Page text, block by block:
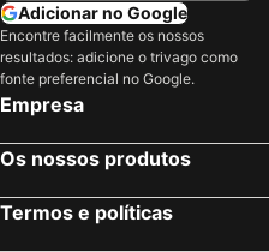
Adicionar no Google
Encontre facilmente os nossos
resultados: adicione o trivago como
fonte preferencial no Google.
Empresa
Os nossos produtos
Termos e políticas